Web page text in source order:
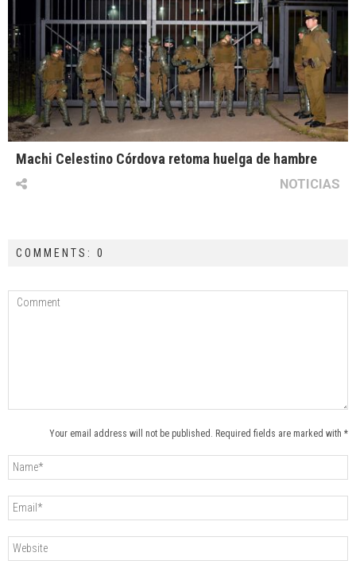
Machi Celestino Córdova retoma huelga de hambre
NOTICIAS
COMMENTS: 0
Your email address will not be published. Required fields are marked with *